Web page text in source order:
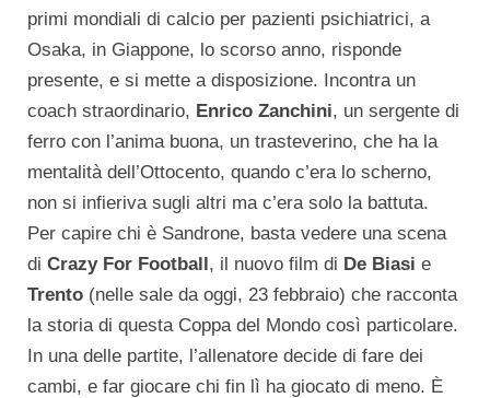
primi mondiali di calcio per pazienti psichiatrici, a
Osaka, in Giappone, lo scorso anno, risponde
presente, e si mette a disposizione. Incontra un
coach straordinario, Enrico Zanchini, un sergente di
ferro con l’anima buona, un trasteverino, che ha la
mentalità dell’Ottocento, quando c’era lo scherno,
non si infieriva sugli altri ma c’era solo la battuta.
Per capire chi è Sandrone, basta vedere una scena
di Crazy For Football, il nuovo film di De Biasi e
Trento (nelle sale da oggi, 23 febbraio) che racconta
la storia di questa Coppa del Mondo così particolare.
In una delle partite, l’allenatore decide di fare dei
cambi, e far giocare chi fin lì ha giocato di meno. È